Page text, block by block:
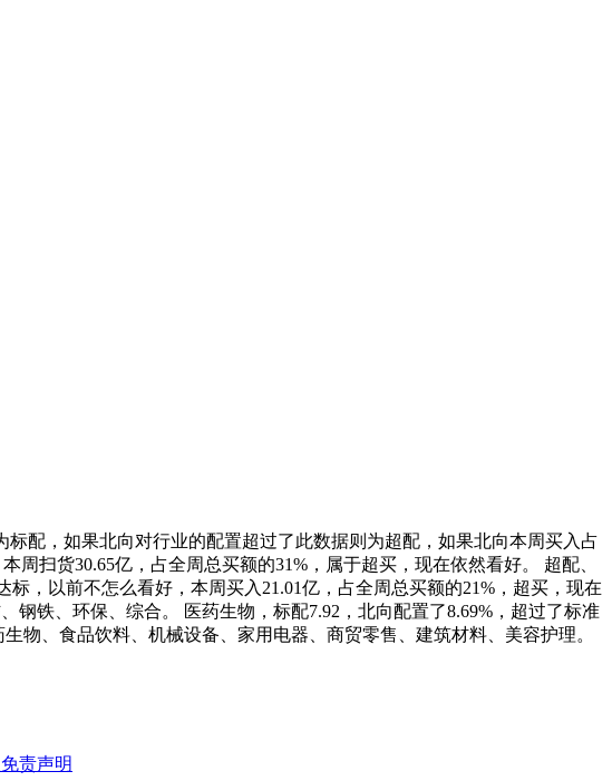
配，如果北向对行业的配置超过了此数据则为超配，如果北向本周买入占
扫货30.65亿，占全周总买额的31%，属于超买，现在依然看好。 超配、
，以前不怎么看好，本周买入21.01亿，占全周总买额的21%，超买，现在
铁、环保、综合。 医药生物，标配7.92，北向配置了8.69%，超过了标准
物、食品饮料、机械设备、家用电器、商贸零售、建筑材料、美容护理。
责声明